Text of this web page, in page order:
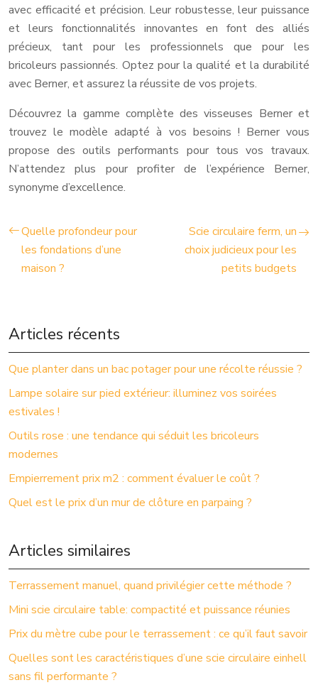
avec efficacité et précision. Leur robustesse, leur puissance
et leurs fonctionnalités innovantes en font des alliés
précieux, tant pour les professionnels que pour les
bricoleurs passionnés. Optez pour la qualité et la durabilité
avec Berner, et assurez la réussite de vos projets.
Découvrez la gamme complète des visseuses Berner et
trouvez le modèle adapté à vos besoins ! Berner vous
propose des outils performants pour tous vos travaux.
N’attendez plus pour profiter de l’expérience Berner,
synonyme d’excellence.
Quelle profondeur pour
les fondations d’une
maison ?
Scie circulaire ferm, un
choix judicieux pour les
petits budgets
Articles récents
Que planter dans un bac potager pour une récolte réussie ?
Lampe solaire sur pied extérieur: illuminez vos soirées
estivales !
Outils rose : une tendance qui séduit les bricoleurs
modernes
Empierrement prix m2 : comment évaluer le coût ?
Quel est le prix d’un mur de clôture en parpaing ?
Articles similaires
Terrassement manuel, quand privilégier cette méthode ?
Mini scie circulaire table: compactité et puissance réunies
Prix du mètre cube pour le terrassement : ce qu’il faut savoir
Quelles sont les caractéristiques d’une scie circulaire einhell
sans fil performante ?